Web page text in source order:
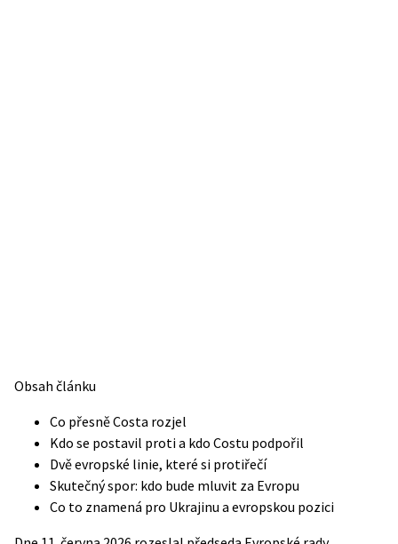
Obsah článku
Co přesně Costa rozjel
Kdo se postavil proti a kdo Costu podpořil
Dvě evropské linie, které si protiřečí
Skutečný spor: kdo bude mluvit za Evropu
Co to znamená pro Ukrajinu a evropskou pozici